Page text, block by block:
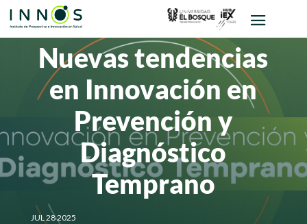
Nuevas tendencias
en Innovación en
Prevención y
Diagnóstico
Temprano
JUL 28 2025